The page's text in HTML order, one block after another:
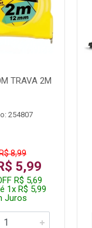
TRAVA 2M
254807
8,99
5,99
R$ 5,69
1x R$ 5,99
Juros